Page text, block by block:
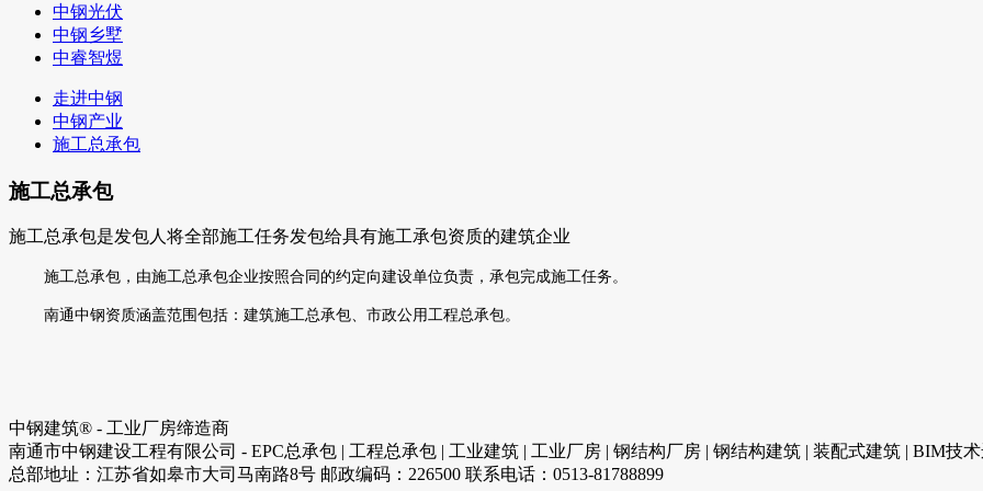
中钢光伏
中钢乡墅
中睿智煜
走进中钢
中钢产业
施工总承包
施工总承包
施工总承包是发包人将全部施工任务发包给具有施工承包资质的建筑企业
施工总承包，由施工总承包企业按照合同的约定向建设单位负责，承包完成施工任务。
南通中钢资质涵盖范围包括：建筑施工总承包、市政公用工程总承包。
中钢建筑® - 工业厂房缔造商
南通市中钢建设工程有限公司 - EPC总承包 | 工程总承包 | 工业建筑 | 工业厂房 | 钢结构厂房 | 钢结构建筑 | 装配式建筑 | BIM技
总部地址：江苏省如皋市大司马南路8号 邮政编码：226500 联系电话：0513-81788899